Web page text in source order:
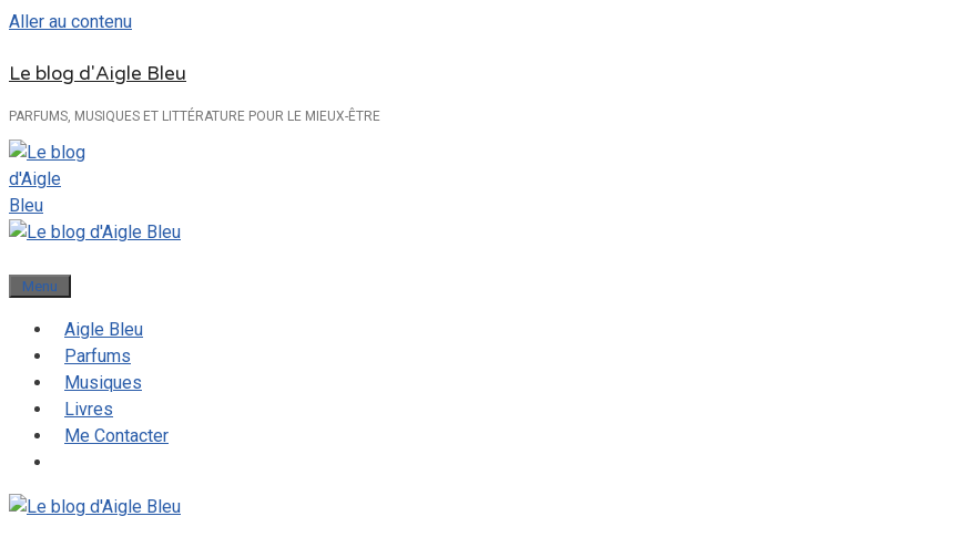
Aller au contenu
Le blog d'Aigle Bleu
PARFUMS, MUSIQUES ET LITTÉRATURE POUR LE MIEUX-ÊTRE
Menu
Aigle Bleu
Parfums
Musiques
Livres
Me Contacter